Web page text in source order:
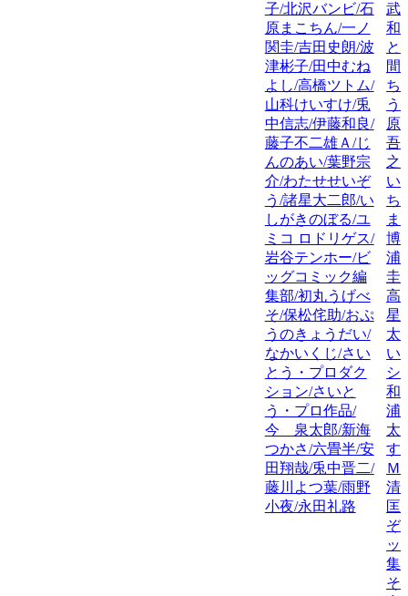
子/北沢バンビ/石
原まこちん/一ノ
関圭/吉田史朗/波
津彬子/田中むね
よし/高橋ツトム/
山科けいすけ/兎
中信志/伊藤和良/
藤子不二雄Ａ/じ
んのあい/葉野宗
介/わたせせいぞ
う/諸星大二郎/い
しがきのぼる/ユ
ミコ ロドリゲス/
岩谷テンホー/ビ
ッグコミック編
集部/初丸うげべ
そ/保松侘助/おぷ
うのきょうだい/
なかいくじ/さい
とう・プロダク
ション/さいと
う・プロ作品/
今 泉太郎/新海
つかさ/六畳半/安
田翔哉/兎中晋二/
藤川よつ葉/雨野
小夜/永田礼路
武/
和
と
間
ち
う
原
吾/
之
い
ち
ま
博/
浦
圭/
高
星/
太
い
シ
和
浦
太
す
Ｍ
清
匡
ぞ
ッ
集
そ